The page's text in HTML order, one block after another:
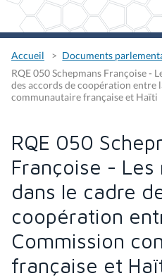
Accueil
Documents
RQE 050 Schepmans Françoise -
des accords de coopération entre
communautaire française et Haïti
RQE 050
Françoise - Les
dans le cadre
coopération
Commission
française et